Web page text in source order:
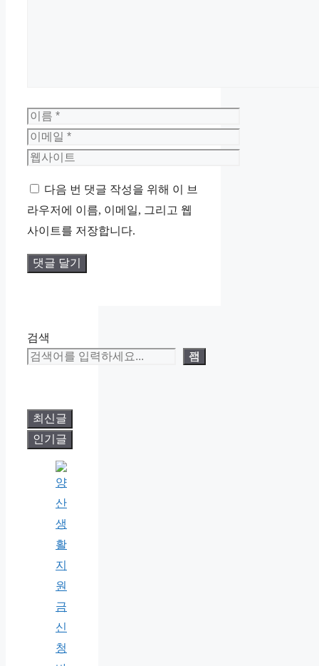
이
름
이
메
웹
트
다음 번 댓글 작성을 위해 이 브
라우저에 이름, 이메일, 그리고 웹
사이트를 저장합니다.
검색
검색
최신글
인기글